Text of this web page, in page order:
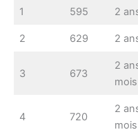
1 595 2
2 629 2
3 673
2
mois
4 720
2
mois